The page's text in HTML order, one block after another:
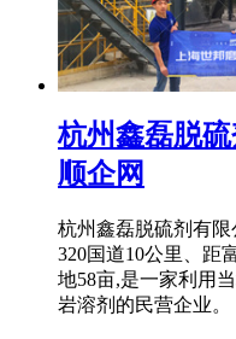
杭州鑫磊脱硫
顺企网
杭州鑫磊脱硫剂有
320国道10公里、距
地58亩,是一家利用
岩溶剂的民营企业。